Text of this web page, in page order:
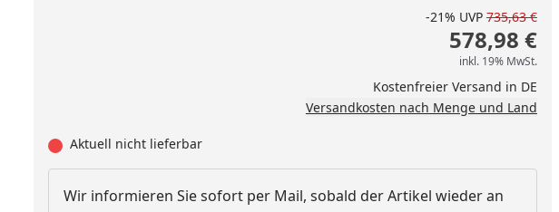
-21% UVP 735,63 €
578,98 €
inkl. 19% MwSt.
Kostenfreier Versand in DE
Versandkosten nach Menge und Land
Aktuell nicht lieferbar
Wir informieren Sie sofort per Mail, sobald der Artikel wieder an